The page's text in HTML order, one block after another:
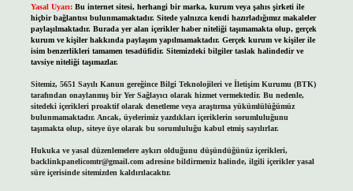
Yasal Uyarı: Bu internet sitesi, herhangi bir marka, kurum veya şahıs şirketi ile
hiçbir bağlantısı bulunmamaktadır. Sitede yalnızca kendi hazırladığımız makaleler
paylaşılmaktadır. Burada yer alan içerikler haber niteliği taşımamakta olup, gerçek
kurum ve kişiler hakkında paylaşım yapılmamaktadır. Gerçek kurum ve kişiler ile
isim benzerlikleri tamamen tesadüfidir. Sitemizdeki bilgiler taslak halindedir ve
tavsiye niteliği taşımazlar.
Sitemiz, 5651 Sayılı Kanun gereğince Bilgi Teknolojileri ve İletişim Kurumu (BTK)
tarafından onaylanmış bir Yer Sağlayıcı olarak hizmet vermektedir. Bu nedenle,
sitedeki içerikleri proaktif olarak denetleme veya araştırma yükümlülüğümüz
bulunmamaktadır. Ancak, üyelerimiz yazdıkları içeriklerin sorumluluğunu
taşımakta olup, siteye üye olarak bu sorumluluğu kabul etmiş sayılırlar.
Hukuka ve yasal düzenlemelere aykırı olduğunu düşündüğünüz içerikleri,
backlinkpanelicomtr@gmail.comadresine bildirmeniz halinde, ilgili içerikler yasal
süre içerisinde sitemizden kaldırılacaktır.